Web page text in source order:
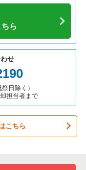
ら
せ
日除く）
担当者まで
こちら